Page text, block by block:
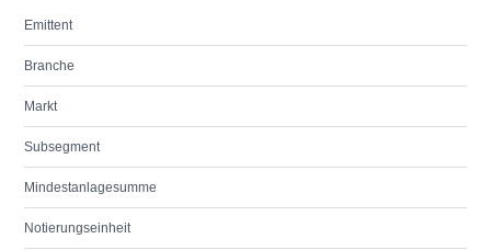
Emittent
Branche
Markt
Subsegment
Mindestanlagesumme
Notierungseinheit